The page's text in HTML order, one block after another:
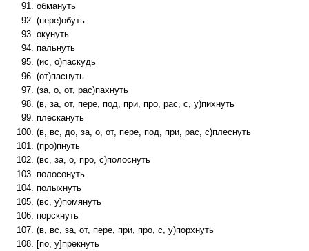
обмануть
(пере)обуть
окунуть
пальнуть
(ис, о)паскудь
(от)паснуть
(за, о, от, рас)пахнуть
(в, за, от, пере, под, при, про, рас, с, у)пихнуть
плескануть
(в, вс, до, за, о, от, пере, под, при, рас, с)плеснуть
(про)пнуть
(вс, за, о, про, с)полоснуть
полосонуть
полыхнуть
(вс, у)помянуть
порскнуть
(в, вс, за, от, пере, при, про, с, у)порхнуть
[по, у]прекнуть